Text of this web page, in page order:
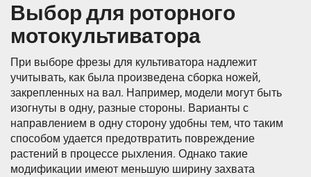
Выбор для роторного
мотокультиватора
При выборе фрезы для культиватора надлежит
учитывать, как была произведена сборка ножей,
закрепленных на вал. Например, модели могут быть
изогнуты в одну, разные стороны. Варианты с
направлением в одну сторону удобны тем, что таким
способом удается предотвратить повреждение
растений в процессе рыхления. Однако такие
модификации имеют меньшую ширину захвата